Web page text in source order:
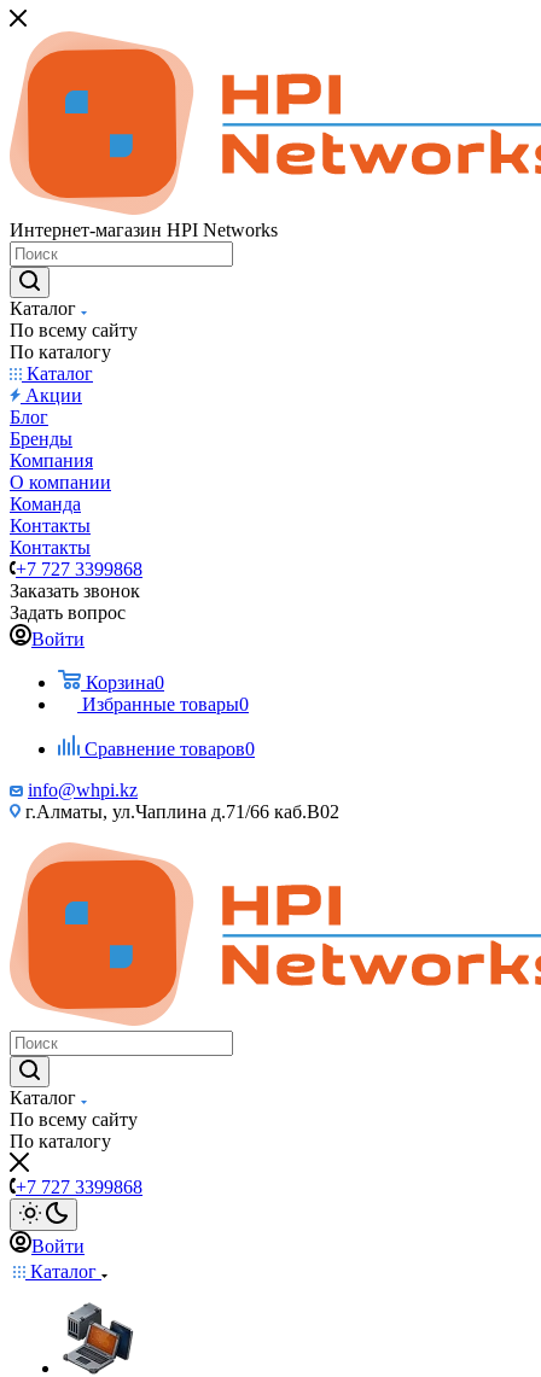
Интернет-магазин HPI Networks
Каталог
По всему сайту
По каталогу
Каталог
Акции
Блог
Бренды
Компания
О компании
Команда
Контакты
Контакты
+7 727 3399868
Заказать звонок
Задать вопрос
Войти
Корзина0
Избранные товары0
Сравнение товаров0
info@whpi.kz
г.Алматы, ул.Чаплина д.71/66 каб.B02
Каталог
По всему сайту
По каталогу
+7 727 3399868
Войти
Каталог